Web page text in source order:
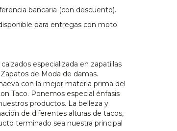
bancaria (con descuento).
para entregas con moto
especializada en zapatillas
de Moda de damas.
con la mejor materia prima del
Taco. Ponemos especial énfasis
productos. La belleza y
de diferentes alturas de tacos,
terminado sea nuestra principal